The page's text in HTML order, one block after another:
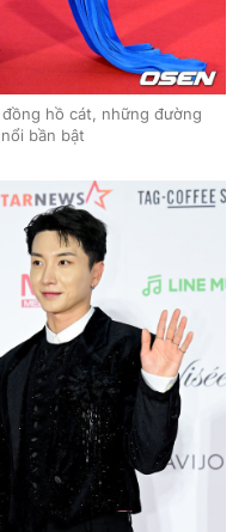
hồ cát, những đường
bần bật